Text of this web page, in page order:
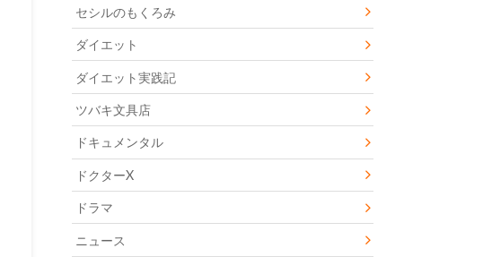
セシルのもくろみ
ダイエット
ダイエット実践記
ツバキ文具店
ドキュメンタル
ドクターX
ドラマ
ニュース